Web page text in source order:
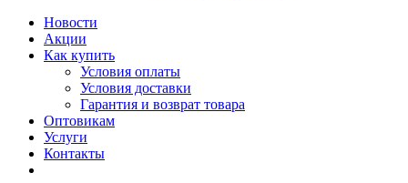
Новости
Акции
Как купить
Условия оплаты
Условия доставки
Гарантия и возврат товара
Оптовикам
Услуги
Контакты